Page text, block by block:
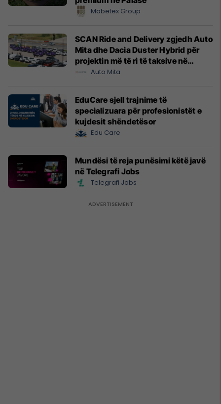
Mabetex Group
SCAN Ride and Delivery zgjedh Auto
Mita dhe Dacia Duster Hybrid për
projektin më të ri të taksive në
Prishtinë
Auto Mita
EduCare sjell trajnime të
specializuara për profesionistët e
kujdesit shëndetësor
Edu Care
Mundësi të reja punësimi këtë javë
në Telegrafi Jobs
Telegrafi Jobs